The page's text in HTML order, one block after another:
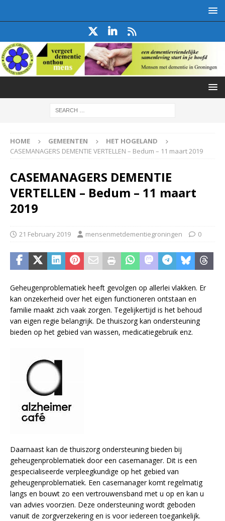
HOME GEMEENTEN
HET HOGELAND
CASEMANAGERS DEMENTIE VERTELLEN – Bedum – 11 maart 2019
CASEMANAGERS DEMENTIE
VERTELLEN – Bedum – 11 maart
2019
21 February 2019 mensenmetdementiegroningen 0
Geheugenproblematiek heeft gevolgen op allerlei vlakken. Er
kan onzekerheid over het eigen functioneren ontstaan en
familie maakt zich vaak zorgen. Tegelijkertijd is het behoud
van eigen regie belangrijk. De thuiszorg kan ondersteuning
bieden op het gebied van wassen, medicatiegebruik enz.
Daarnaast kan de thuiszorg ondersteuning bieden bij
geheugenproblematiek door een casemanager. Dit is een
gespecialiseerde verpleegkundige op het gebied van
geheugenproblematiek. Een casemanager komt regelmatig
langs en bouwt zo een vertrouwensband met u op en kan u
van advies voorzien. Deze ondersteuning wordt geboden
vanuit de zorgverzekering en is voor iedereen toegankelijk.